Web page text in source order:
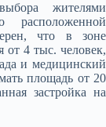
жителями
расположенной
что в зоне
от 4 тыс. человек,
и медицинский
площадь от 20
застройка на